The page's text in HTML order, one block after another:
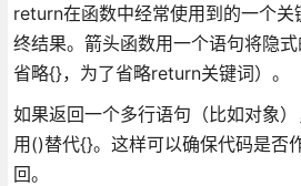
return在函数中经常使用到的一个关
终结果。箭头函数用一个语句将隐
省略{}，为了省略return关键词）。
如果返回一个多行语句（比如对象
用()替代{}。这样可以确保代码是否
回。